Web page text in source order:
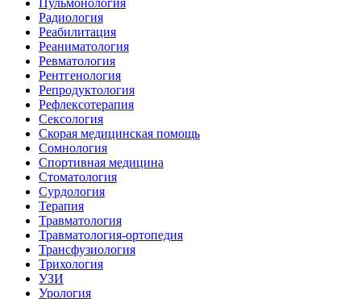
Радиология
Реабилитация
Реаниматология
Ревматология
Рентгенология
Репродуктология
Рефлексотерапия
Сексология
Скорая медицинская помощь
Сомнология
Спортивная медицина
Стоматология
Сурдология
Терапия
Травматология
Травматология-ортопедия
Трансфузиология
Трихология
УЗИ
Урология